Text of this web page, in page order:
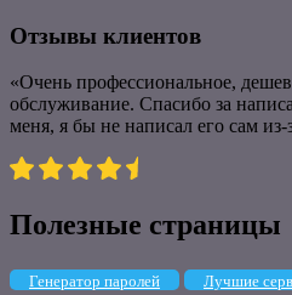
Отзывы клиентов
«Очень профессиональное,
обслуживание. Спасибо за
меня, я бы не написал его сам из-
Полезные страницы
Генератор паролей
Лучшие